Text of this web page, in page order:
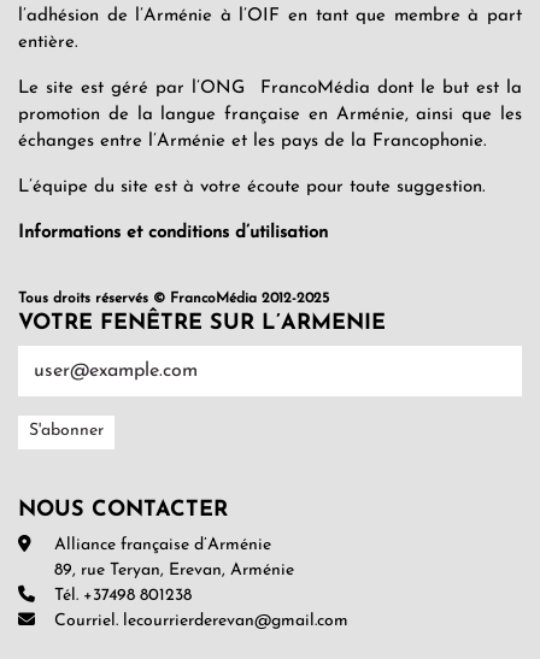
l’adhésion de l’Arménie à l’OIF en tant que membre à part
entière.
Le site est géré par l’ONG FrancoMédia dont le but est la
promotion de la langue française en Arménie, ainsi que les
échanges entre l’Arménie et les pays de la Francophonie.
L’équipe du site est à votre écoute pour toute suggestion.
Informations et conditions d’utilisation
Tous droits réservés © FrancoMédia 2012-2025
VOTRE FENÊTRE SUR L’ARMENIE
NOUS CONTACTER
Alliance française d’Arménie
89, rue Teryan, Erevan, Arménie
Tél. +37498 801238
Courriel. lecourrierderevan@gmail.com